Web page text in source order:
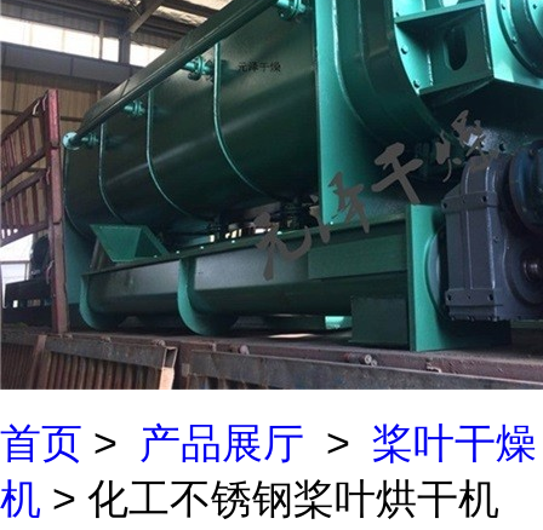
首页 > 产品展厅 > 桨叶干燥
机 > 化工不锈钢桨叶烘干机